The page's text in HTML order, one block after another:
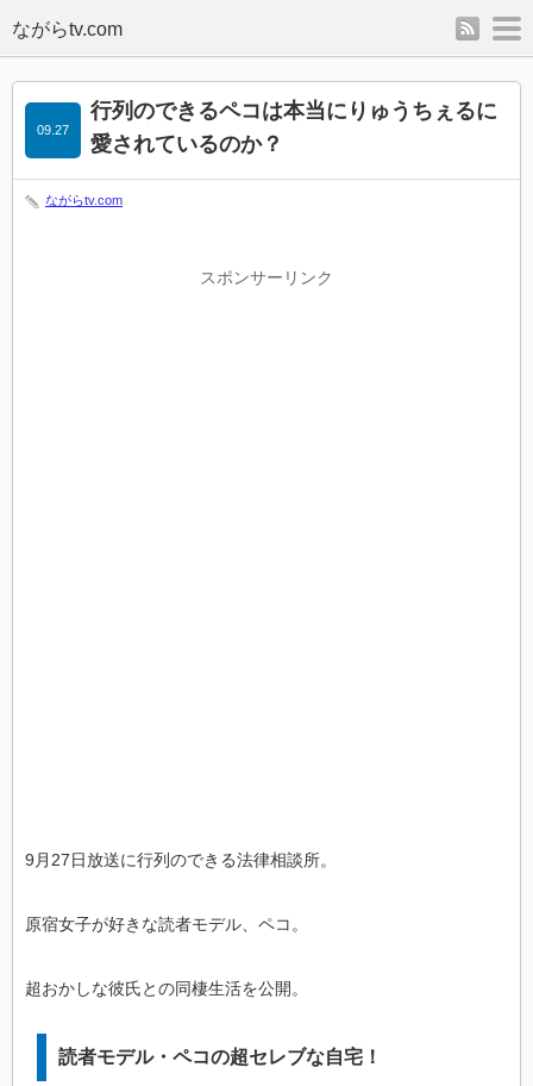
rss
行列のできるペコは本当にりゅうちぇるに
愛されているのか？
09.27
ながらtv.com
スポンサーリンク
9月27日放送に行列のできる法律相談所。
原宿女子が好きな読者モデル、ペコ。
超おかしな彼氏との同棲生活を公開。
読者モデル・ペコの超セレブな自宅！